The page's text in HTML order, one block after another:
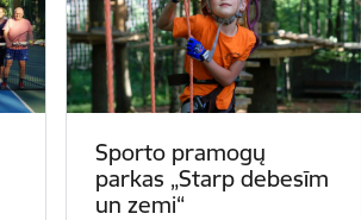
Sporto pramogų
parkas „Starp debesīm
un zemi“